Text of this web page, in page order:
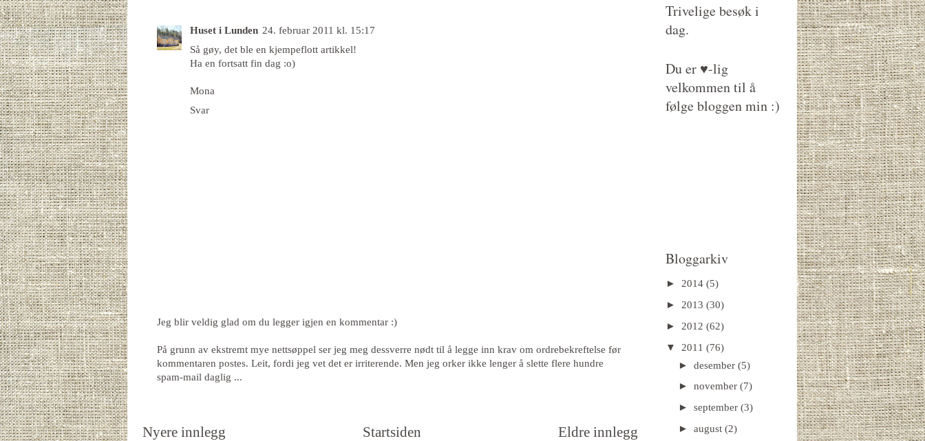
Huset i Lunden 24. februar 2011 kl. 15:17
Så gøy, det ble en kjempeflott artikkel!
Ha en fortsatt fin dag :o)
Mona
Svar
Jeg blir veldig glad om du legger igjen en kommentar :)
På grunn av ekstremt mye nettsøppel ser jeg meg dessverre nødt til å legge inn krav om ordrebekreftelse før
kommentaren postes. Leit, fordi jeg vet det er irriterende. Men jeg orker ikke lenger å slette flere hundre
spam-mail daglig ...
Nyere innlegg Eldre innlegg
Startsiden
Trivelige besøk i
dag.
Du er ♥-lig
velkommen til å
følge bloggen min :)
Bloggarkiv
► 2014 (5)
► 2013 (30)
► 2012 (62)
▼ 2011 (76)
► desember (5)
► november (7)
► september (3)
► august (2)